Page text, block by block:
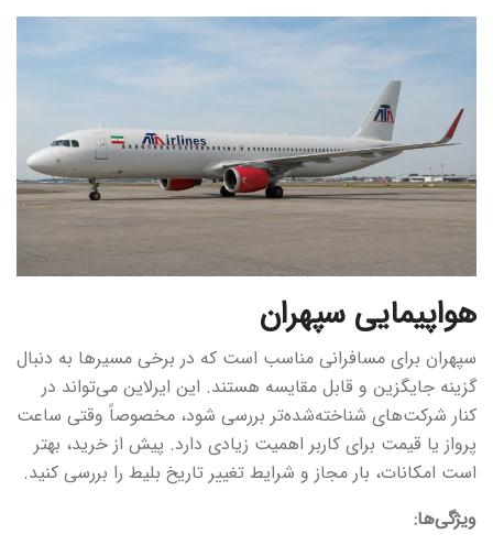
هواپیمایی سپهران
سپهران برای مسافرانی مناسب است که در برخی مسیرها به دنبال
گزینه جایگزین و قابل مقایسه هستند. این ایرلاین می‌تواند در
کنار شرکت‌های شناخته‌شده‌تر بررسی شود، مخصوصاً وقتی ساعت
پرواز یا قیمت برای کاربر اهمیت زیادی دارد. پیش از خرید، بهتر
است امکانات، بار مجاز و شرایط تغییر تاریخ بلیط را بررسی کنید.
ویژگی‌ها: